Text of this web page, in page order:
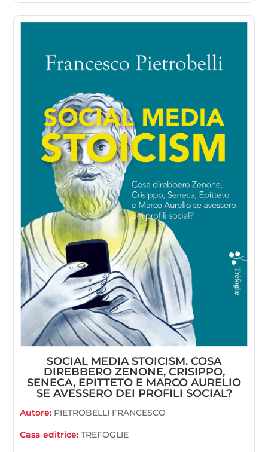
SOCIAL MEDIA STOICISM. COSA
DIREBBERO ZENONE, CRISIPPO,
SENECA, EPITTETO E MARCO AURELIO
SE AVESSERO DEI PROFILI SOCIAL?
Autore: PIETROBELLI FRANCESCO
Casa editrice:TREFOGLIE